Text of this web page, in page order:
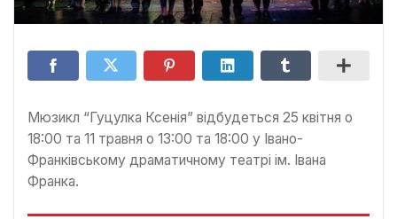
Мюзикл “Гуцулка Ксенія” відбудеться 25 квітня о
18:00 та 11 травня о 13:00 та 18:00 у Івано-
Франківському драматичному театрі ім. Івана
Франка.